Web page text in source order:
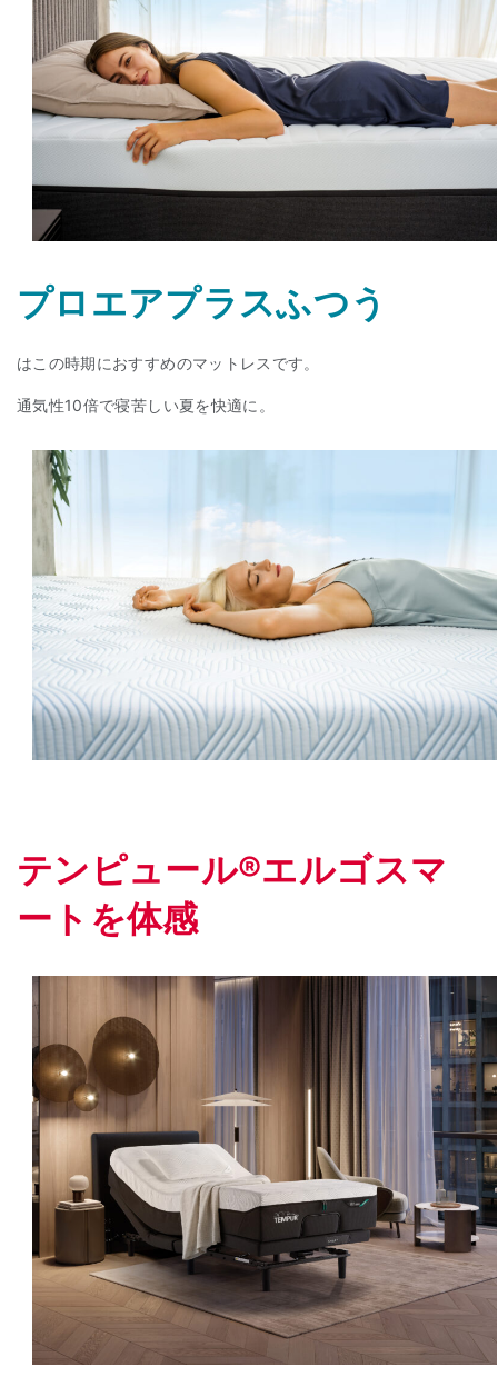
プロエアプラスふつう
はこの時期におすすめのマットレスです。
通気性10倍で寝苦しい夏を快適に。
テンピュール®エルゴスマ
ートを体感